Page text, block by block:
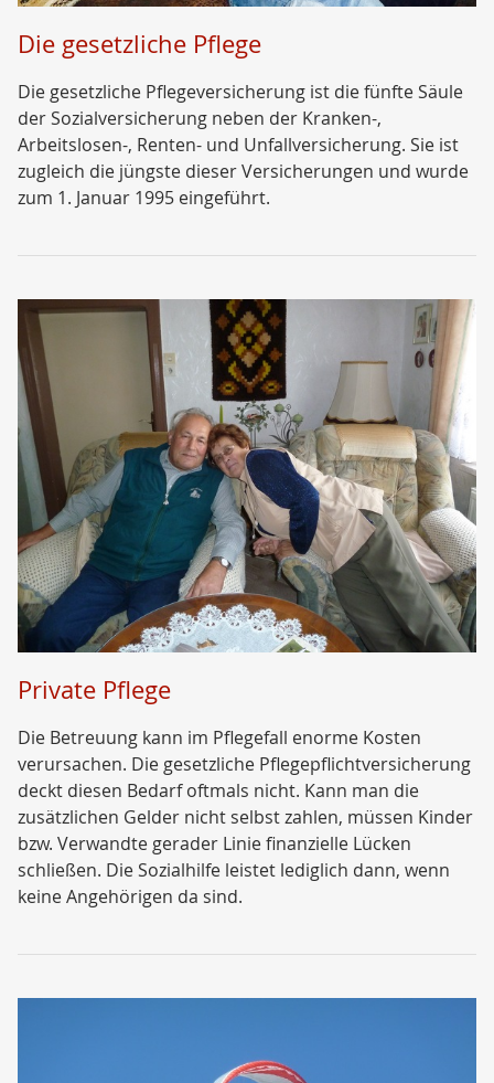
Die gesetzliche Pflege
Die gesetzliche Pflegeversicherung ist die fünfte Säule
der Sozialversicherung neben der Kranken-,
Arbeitslosen-, Renten- und Unfallversicherung. Sie ist
zugleich die jüngste dieser Versicherungen und wurde
zum 1. Januar 1995 eingeführt.
Private Pflege
Die Betreuung kann im Pflegefall enorme Kosten
verursachen. Die gesetzliche Pflegepflichtversicherung
deckt diesen Bedarf oftmals nicht. Kann man die
zusätzlichen Gelder nicht selbst zahlen, müssen Kinder
bzw. Verwandte gerader Linie finanzielle Lücken
schließen. Die Sozialhilfe leistet lediglich dann, wenn
keine Angehörigen da sind.